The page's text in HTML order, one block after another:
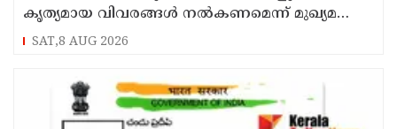
കൃത്യമായ വിവരങ്ങൾ നൽകണമെന്ന് മുഖ്യമന്ത്രി
വി ഡി സതീശൻ
SAT,8 AUG 2026